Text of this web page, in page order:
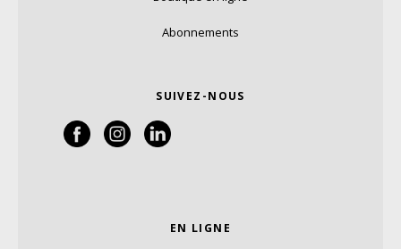
Abonnements
SUIVEZ-NOUS
EN LIGNE